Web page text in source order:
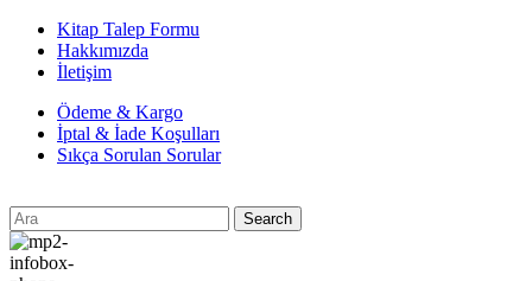
Kitap Talep Formu
Hakkımızda
İletişim
Ödeme & Kargo
İptal & İade Koşulları
Sıkça Sorulan Sorular
Search